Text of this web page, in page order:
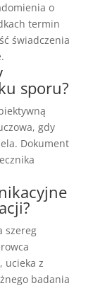
o
termin
świadczenia
sporu?
gdy
Dokument
szereg
ucieka z
badania